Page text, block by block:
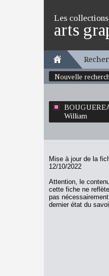
Les
arts
Nouvelle
William
Mise à jour de la
12/10/2022
Attention, le
cette fiche ne reflète
pas
dernier état du